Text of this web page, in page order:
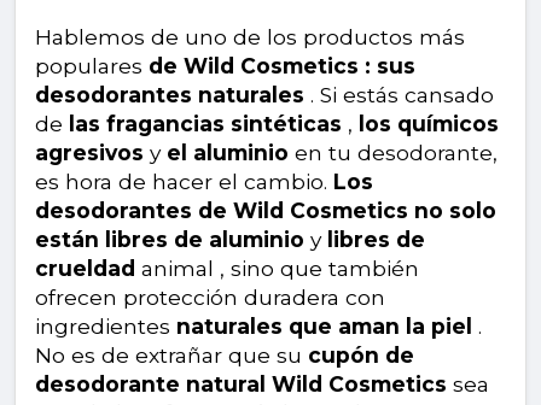
Hablemos de uno de los productos más
populares de Wild Cosmetics : sus
desodorantes naturales . Si estás cansado
de las fragancias sintéticas , los químicos
agresivos y el aluminio en tu desodorante,
es hora de hacer el cambio. Los
desodorantes de Wild Cosmetics no solo
están libres de aluminio y libres de
crueldad animal , sino que también
ofrecen protección duradera con
ingredientes naturales que aman la piel .
No es de extrañar que su cupón de
desodorante natural Wild Cosmetics sea